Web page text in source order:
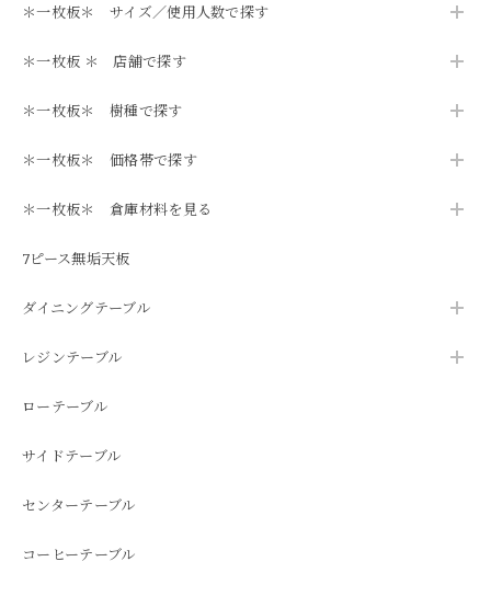
＊一枚板＊ サイズ／使用人数で探す
＊一枚板 ＊ 店舗で探す
＊一枚板＊ 樹種で探す
＊一枚板＊ 価格帯で探す
＊一枚板＊ 倉庫材料を見る
7ピース無垢天板
ダイニングテーブル
レジンテーブル
ローテーブル
サイドテーブル
センターテーブル
コーヒーテーブル